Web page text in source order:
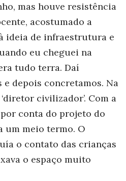
mas houve resistência
acostumado a
ideia de infraestrutura e
eu cheguei na
tudo terra. Daí
depois concretamos. Na
civilizador’. Com a
conta do projeto do
um meio termo. O
o contato das crianças
o espaço muito